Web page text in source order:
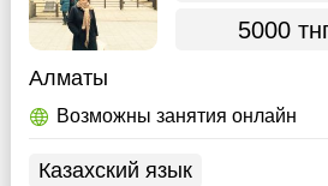
5000
Алматы
Возможны занятия онлайн
Казахский язык